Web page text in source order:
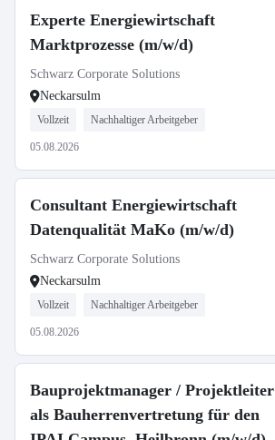
Experte Energiewirtschaft
Marktprozesse (m/w/d)
Schwarz Corporate Solutions
Neckarsulm
Vollzeit Nachhaltiger Arbeitgeber
05.08.2026
Consultant Energiewirtschaft
Datenqualität MaKo (m/w/d)
Schwarz Corporate Solutions
Neckarsulm
Vollzeit Nachhaltiger Arbeitgeber
05.08.2026
Bauprojektmanager / Projektleiter
als Bauherrenvertretung für den